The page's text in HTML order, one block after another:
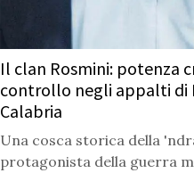
Il clan Rosmini: potenza
controllo negli appalti di
Calabria
Una cosca storica della
protagonista della guerra